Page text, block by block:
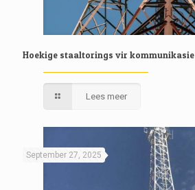
Hoekige staaltorings vir kommunikasie
Lees meer
September 27, 2025